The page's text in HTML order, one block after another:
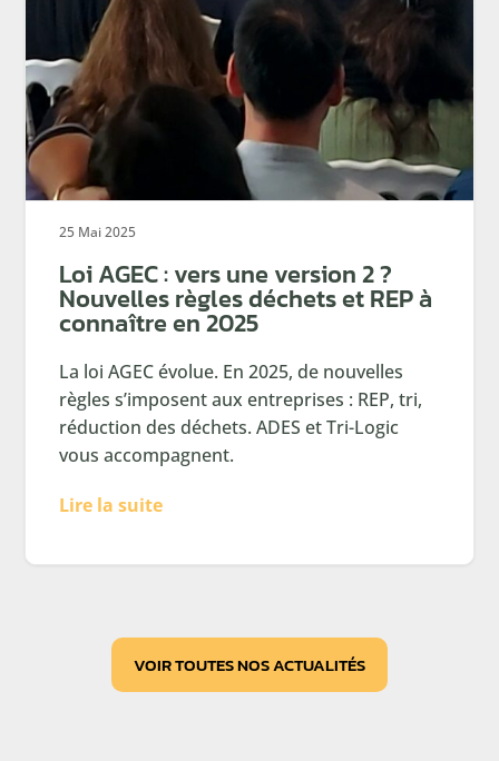
Loi AGEC : vers une version 2 ?
Nouvelles règles déchets et REP à
connaître en 2025
La loi AGEC évolue. En 2025, de nouvelles
règles s’imposent aux entreprises : REP, tri,
réduction des déchets. ADES et Tri-Logic
vous accompagnent.
Lire la suite
25 Mai 2025
VOIR TOUTES NOS ACTUALITÉS